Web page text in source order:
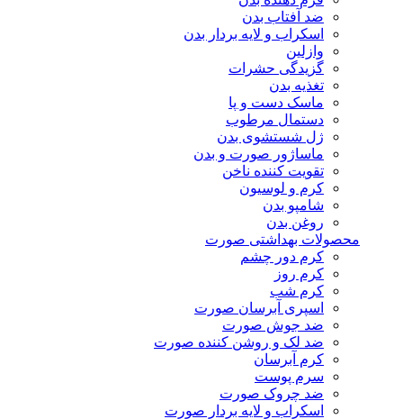
ضد آفتاب بدن
اسکراب و لایه بردار بدن
وازلین
گزیدگی حشرات
تغذیه بدن
ماسک دست و پا
دستمال مرطوب
ژل شستشوی بدن
ماساژور صورت و بدن
تقویت کننده ناخن
کرم و لوسیون
شامپو بدن
روغن بدن
محصولات بهداشتی صورت
کرم دور چشم
کرم روز
کرم شب
اسپری آبرسان صورت
ضد جوش صورت
ضد لک و روشن کننده صورت
کرم آبرسان
سرم پوست
ضد چروک صورت
اسکراب و لایه بردار صورت